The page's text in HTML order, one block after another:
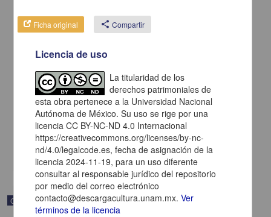
Carta de H. C. Pitman a Francisco I. Madero en la que le solicita
una fotografía
Pitman, H. C.
[sin fecha]
Multidisciplina
Correspondencia postal
Ficha original share Compartir
Licencia de uso
La titularidad de los
derechos patrimoniales de
esta obra pertenece a la Universidad Nacional
Autónoma de México. Su uso se rige por una
licencia CC BY-NC-ND 4.0 Internacional
https://creativecommons.org/licenses/by-nc-
nd/4.0/legalcode.es, fecha de asignación de la
licencia 2024-11-19, para un uso diferente
consultar al responsable jurídico del repositorio
por medio del correo electrónico
contacto@descargacultura.unam.mx.Ver
términos de la licencia